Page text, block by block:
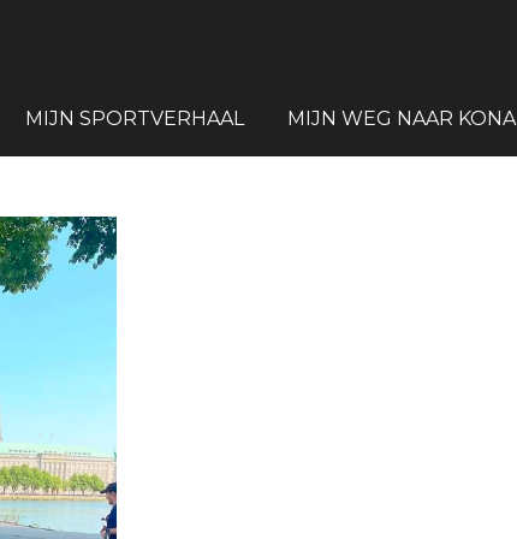
MIJN SPORTVERHAAL MIJN WEG NAAR KONA